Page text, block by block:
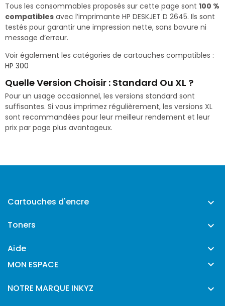
Tous les consommables proposés sur cette page sont 100 %
compatibles avec l’imprimante HP DESKJET D 2645. Ils sont
testés pour garantir une impression nette, sans bavure ni
message d’erreur.
Voir également les catégories de cartouches compatibles :
HP 300
Quelle Version Choisir : Standard Ou XL ?
Pour un usage occasionnel, les versions standard sont
suffisantes. Si vous imprimez régulièrement, les versions XL
sont recommandées pour leur meilleur rendement et leur
prix par page plus avantageux.
Cartouches d'encre 
Toners 
Aide 
MON ESPACE 
NOTRE MARQUE INKYZ 